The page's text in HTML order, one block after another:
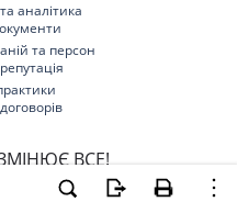
аналітика
та персон
ВСЕ!